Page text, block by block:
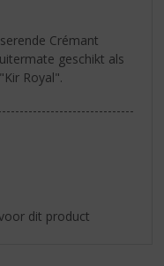
Crémant
geschikt als
Royal".
dit product